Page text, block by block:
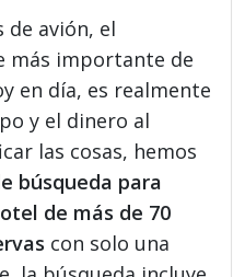
de avión, el
más importante de
en día, es realmente
y el dinero al
las cosas, hemos
búsqueda para
de más de 70
con solo una